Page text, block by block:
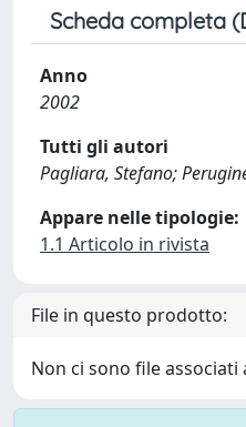
Scheda completa
Anno
2002
Tutti gli autori
Pagliara, Stefano;
Appare nelle tipologie:
1.1 Articolo in rivista
File in questo prodotto:
Non ci sono file